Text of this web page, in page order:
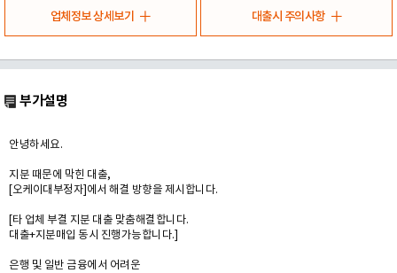
업체정보 상세보기 대출시 주의사항
부가설명
안녕하세요.
지분 때문에 막힌 대출,
[오케이대부정자]에서 해결 방향을 제시합니다.
[타 업체 부결 지분 대출 맞춤해결합니다.
대출+지분매입 동시 진행가능합니다.]
은행 및 일반 금융에서 어려운